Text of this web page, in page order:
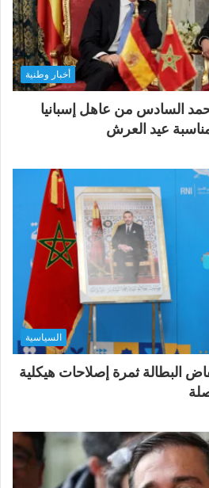
أخبار وطنية
السادس من عاهل إسبانيا
عيد العرش
السياسية
ثمرة إصلاحات هيكلية